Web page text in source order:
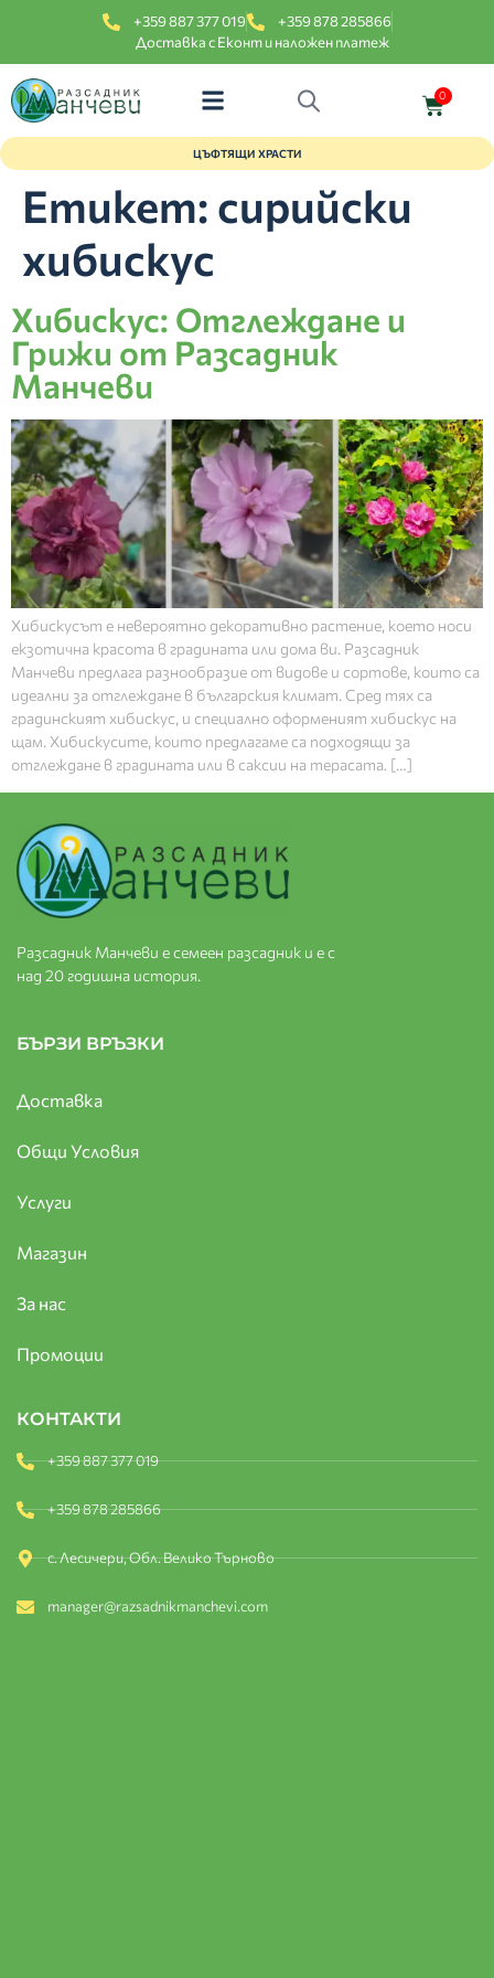
+359 887 377 019
+359 878 285866
Доставка с Еконт и наложен платеж
0
ЦЪФТЯЩИ ХРАСТИ
Етикет: сирийски
хибискус
Хибискус: Отглеждане и
Грижи от Разсадник
Манчеви
Хибискусът е невероятно декоративно растение, което носи
екзотична красота в градината или дома ви. Разсадник
Манчеви предлага разнообразие от видове и сортове, които са
идеални за отглеждане в българския климат. Сред тях са
градинският хибискус, и специално оформеният хибискус на
щам. Хибискусите, които предлагаме са подходящи за
отглеждане в градината или в саксии на терасата. […]
Разсадник Манчеви е семеен разсадник и е с
над 20 годишна история.
БЪРЗИ ВРЪЗКИ
Доставка
Общи Условия
Услуги
Магазин
За нас
Промоции
КОНТАКТИ
+359 887 377 019
+359 878 285866
с. Лесичери, Обл. Велико Търново
manager@razsadnikmanchevi.com